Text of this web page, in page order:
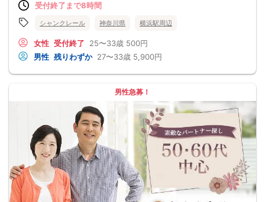
受付終了まで8時間
シャンクレール 神奈川県 横浜駅周辺
女性 受付終了 25〜33歳 500円
男性 残りわずか 27〜33歳 5,900円
男性急募！